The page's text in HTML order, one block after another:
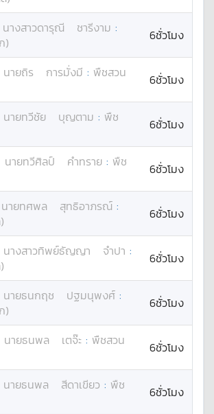
นางสาวดารุณี ชารีงาม :
)
6ชั่วโมง
นายถิร การมั่งมี : พืชสวน
6ชั่วโมง
นายทวีชัย บุญตาม : พืช
6ชั่วโมง
นายทวีศิลป์ คำทราย : พืช
6ชั่วโมง
นายทศพล สุทธิอาภรณ์ :
6ชั่วโมง
นางสาวทิพย์ธัญญา จำปา :
6ชั่วโมง
นายธนกฤช ปฐมนุพงศ์ :
)
6ชั่วโมง
นายธนพล เตจ๊ะ : พืชสวน
6ชั่วโมง
นายธนพล สีดาเขียว : พืช
6ชั่วโมง